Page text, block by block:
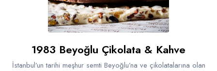
1983 Beyoğlu Çikolata & Kahve
İstanbul’un tarihi meşhur semti Beyoğlu’na ve çikolatalarına olan